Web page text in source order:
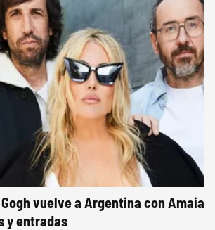
Gogh vuelve a Argentina con Amaia
y entradas